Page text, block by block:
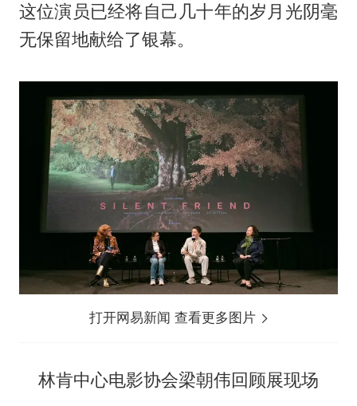
这位演员已经将自己几十年的岁月光阴毫
无保留地献给了银幕。
打开网易新闻 查看更多图片
林肯中心电影协会梁朝伟回顾展现场